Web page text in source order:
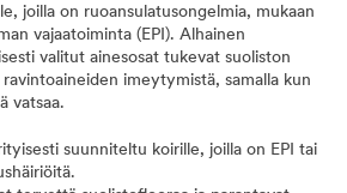
joilla on ruoansulatusongelmia, mukaan
vajaatoiminta (EPI). Alhainen
valitut ainesosat tukevat suoliston
imeytymistä, samalla kun
vatsaa.
suunniteltu koirille, joilla on EPI tai